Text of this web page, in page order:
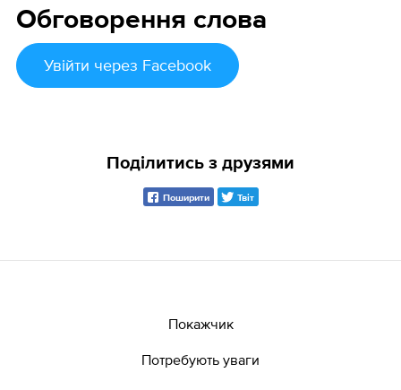
Обговорення слова
Увійти через Facebook
Поділитись з друзями
Поширити Твіт
Покажчик
Потребують уваги